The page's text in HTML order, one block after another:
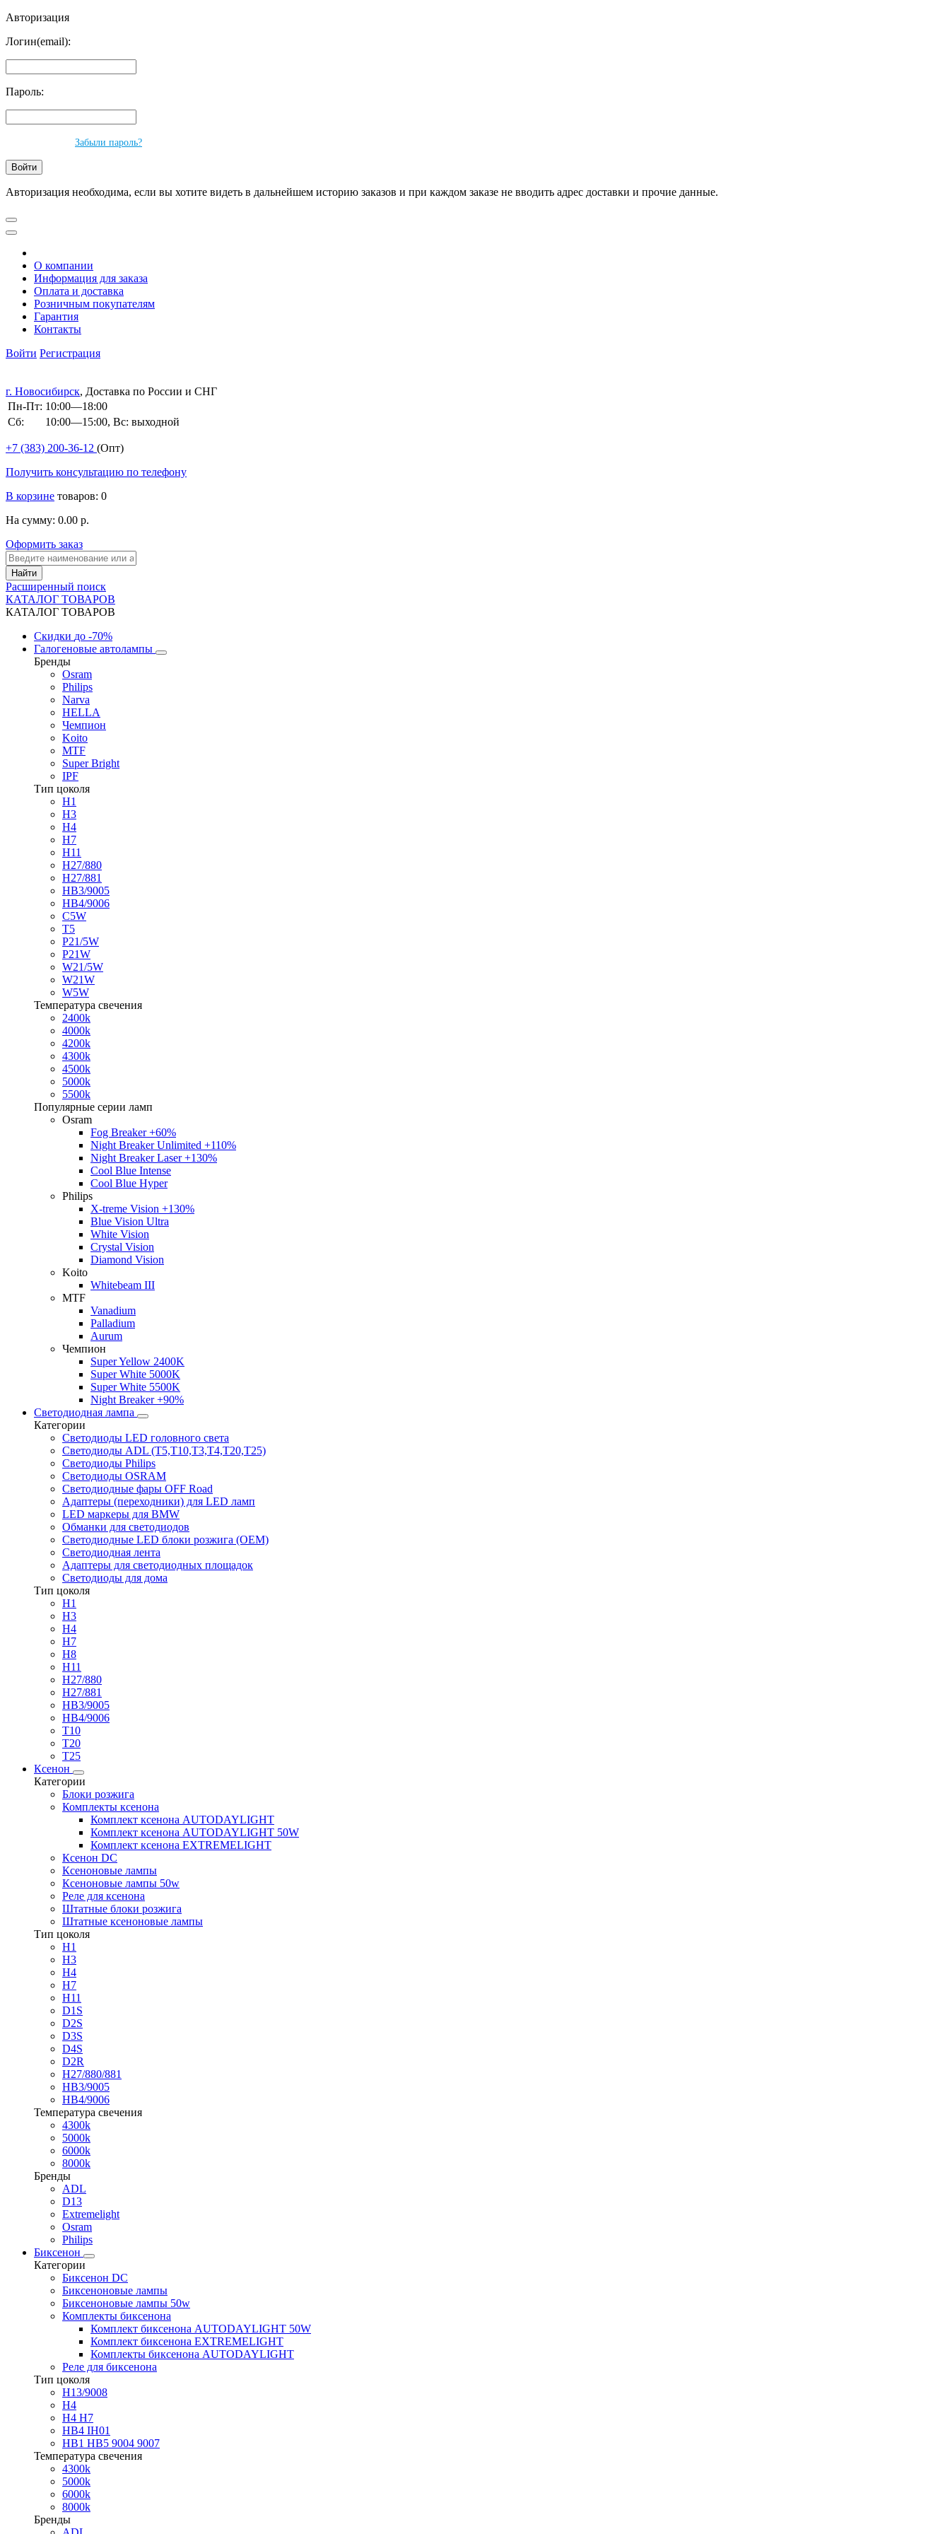
Авторизация
Логин(email):
Пароль:
Забыли пароль?
Авторизация необходима, если вы хотите видеть в дальнейшем историю заказов и при каждом заказе не вводить адрес доставки и прочие данные.
О компании
Информация для заказа
Оплата и доставка
Розничным покупателям
Гарантия
Контакты
Войти Регистрация
г. Новосибирск, Доставка по России и СНГ
Пн-Пт: 10:00—18:00
Сб:
10:00—15:00, Вс: выходной
+7 (383) 200-36-12 (Опт)
Получить консультацию по телефону
В корзине товаров: 0
На сумму: 0.00 р.
Оформить заказ
Расширенный поиск
КАТАЛОГ ТОВАРОВ
КАТАЛОГ ТОВАРОВ
Скидки до -70%
Галогеновые автолампы
Бренды
Osram
Philips
Narva
HELLA
Чемпион
Koito
MTF
Super Bright
IPF
Тип цоколя
H1
H3
H4
H7
H11
H27/880
H27/881
HB3/9005
HB4/9006
C5W
T5
P21/5W
P21W
W21/5W
W21W
W5W
Температура свечения
2400k
4000k
4200k
4300k
4500k
5000k
5500k
Популярные серии ламп
Osram
Fog Breaker +60%
Night Breaker Unlimited +110%
Night Breaker Laser +130%
Cool Blue Intense
Cool Blue Hyper
Philips
X-treme Vision +130%
Blue Vision Ultra
White Vision
Crystal Vision
Diamond Vision
Koito
Whitebeam III
MTF
Vanadium
Palladium
Aurum
Чемпион
Super Yellow 2400K
Super White 5000K
Super White 5500K
Night Breaker +90%
Светодиодная лампа
Категории
Светодиоды LED головного света
Светодиоды ADL (T5,T10,T3,T4,T20,T25)
Светодиоды Philips
Светодиоды OSRAM
Светодиодные фары OFF Road
Адаптеры (переходники) для LED ламп
LED маркеры для BMW
Обманки для светодиодов
Светодиодные LED блоки розжига (OEM)
Светодиодная лента
Адаптеры для светодиодных площадок
Светодиоды для дома
Тип цоколя
H1
H3
H4
H7
H8
H11
H27/880
H27/881
HB3/9005
HB4/9006
T10
T20
T25
Ксенон
Категории
Блоки розжига
Комплекты ксенона
Комплект ксенона AUTODAYLIGHT
Комплект ксенона AUTODAYLIGHT 50W
Комплект ксенона EXTREMELIGHT
Ксенон DC
Ксеноновые лампы
Ксеноновые лампы 50w
Реле для ксенона
Штатные блоки розжига
Штатные ксеноновые лампы
Тип цоколя
H1
H3
H4
H7
H11
D1S
D2S
D3S
D4S
D2R
H27/880/881
HB3/9005
HB4/9006
Температура свечения
4300k
5000k
6000k
8000k
Бренды
ADL
D13
Extremelight
Osram
Philips
Биксенон
Категории
Биксенон DC
Биксеноновые лампы
Биксеноновые лампы 50w
Комплекты биксенона
Комплект биксенона AUTODAYLIGHT 50W
Комплект биксенона EXTREMELIGHT
Комплекты биксенона AUTODAYLIGHT
Реле для биксенона
Тип цоколя
H13/9008
H4
H4 H7
HB4 IH01
HB1 HB5 9004 9007
Температура свечения
4300k
5000k
6000k
8000k
Бренды